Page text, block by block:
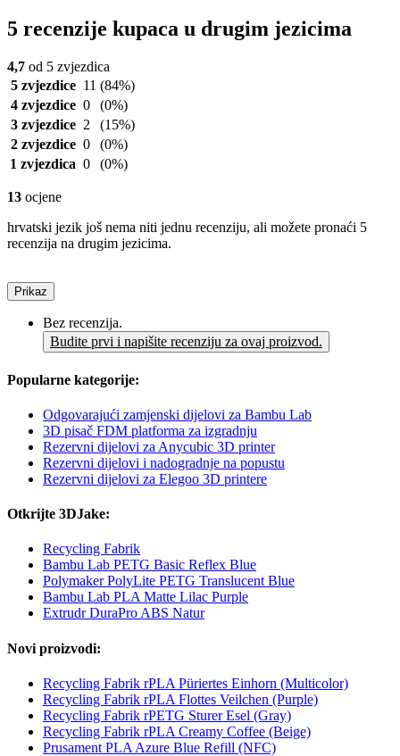
5 recenzije kupaca u drugim jezicima
4,7 od 5 zvjezdica
5 zvjezdice 11 (84%)
4 zvjezdice 0
(0%)
3 zvjezdice 2
(15%)
2 zvjezdice 0
(0%)
1 zvjezdica 0 (0%)
13 ocjene
hrvatski jezik još nema niti jednu recenziju, ali možete pronaći 5
recenzija na drugim jezicima.
Prikaz
Bez recenzija.
Budite prvi i napišite recenziju za ovaj proizvod.
Popularne kategorije:
Odgovarajući zamjenski dijelovi za Bambu Lab
3D pisač FDM platforma za izgradnju
Rezervni dijelovi za Anycubic 3D printer
Rezervni dijelovi i nadogradnje na popustu
Rezervni dijelovi za Elegoo 3D printere
Otkrijte 3DJake:
Recycling Fabrik
Bambu Lab PETG Basic Reflex Blue
Polymaker PolyLite PETG Translucent Blue
Bambu Lab PLA Matte Lilac Purple
Extrudr DuraPro ABS Natur
Novi proizvodi:
Recycling Fabrik rPLA Püriertes Einhorn (Multicolor)
Recycling Fabrik rPLA Flottes Veilchen (Purple)
Recycling Fabrik rPETG Sturer Esel (Gray)
Recycling Fabrik rPLA Creamy Coffee (Beige)
Prusament PLA Azure Blue Refill (NFC)